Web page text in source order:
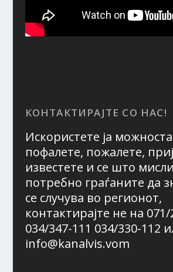
КОНТАКТИРАЈТЕ СО НАС!
Искористете ја
пофалете, пожалете,
известете и се што
потребно граѓаните да
се случува во регионот,
контактирајте не на
034/347-111 034/330-112
info@kanalvis.vom